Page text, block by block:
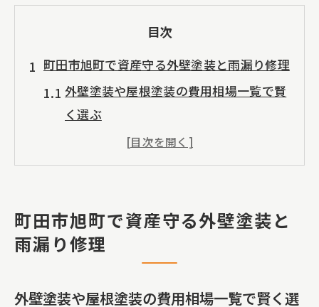
目次
町田市旭町で資産守る外壁塗装と雨漏り修理
外壁塗装や屋根塗装の費用相場一覧で賢
く選ぶ
町田市旭町で雨漏り修理が資産価値を守
る理由
金は使える？
ビルや戸建てで人気の防水工事の特徴と
外壁塗装の必要性は本当にあるのか検証
町田市旭町で資産守る外壁塗装と
雨漏り修理
外壁塗装や屋根塗装の費用相場一覧で賢く選